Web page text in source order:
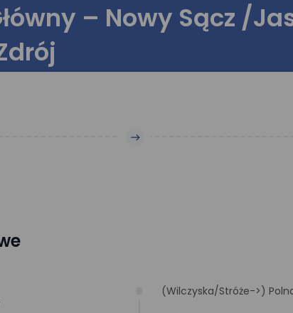
– Nowy Sącz /
(Wilczyska/Stróże->)